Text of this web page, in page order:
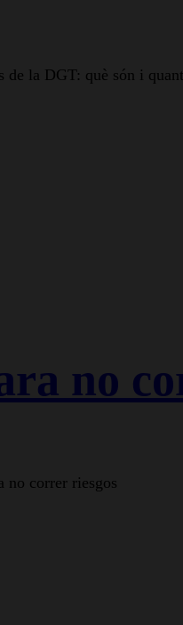
de la DGT: què són i
no
no correr riesgos